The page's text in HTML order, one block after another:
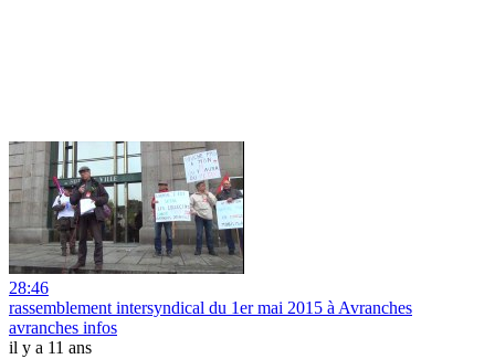
28:46
rassemblement intersyndical du 1er mai 2015 à Avranches
avranches infos
il y a 11 ans